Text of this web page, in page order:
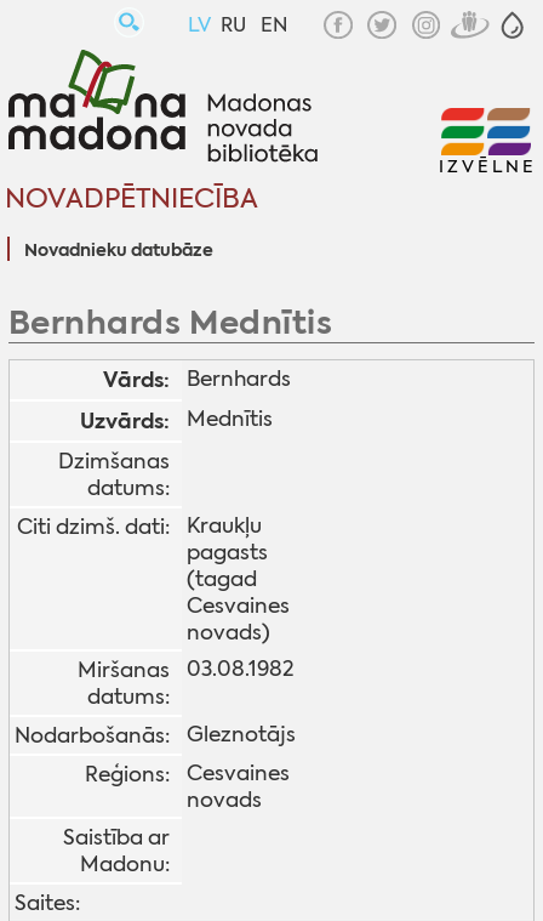
LV RU EN
NOVADPĒTNIECĪBA
Novadnieku datubāze
IZVĒLNE
Bernhards Mednītis
Vārds: Bernhards
Uzvārds:
Mednītis
Dzimšanas
datums:
Citi dzimš. dati:
Kraukļu
pagasts
(tagad
Cesvaines
novads)
Miršanas
datums:
03.08.1982
Nodarbošanās:
Gleznotājs
Reģions:
Cesvaines
novads
Saistība ar
Madonu:
Saites: